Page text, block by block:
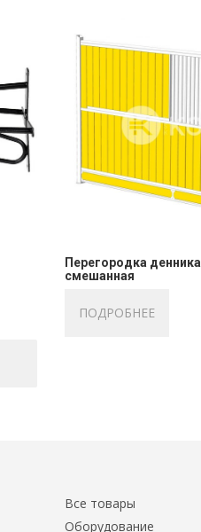
Перегородка
смешанная
ПОДРОБНЕЕ
Все товары
Оборудование